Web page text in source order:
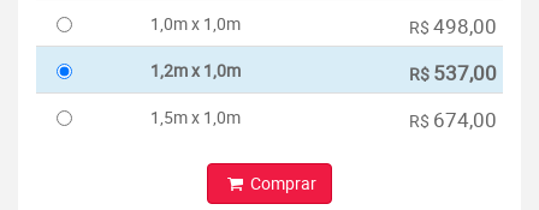
1,0m x 1,0m
R$ 498,00
1,2m x 1,0m R$ 537,00
1,5m x 1,0m R$ 674,00
Comprar